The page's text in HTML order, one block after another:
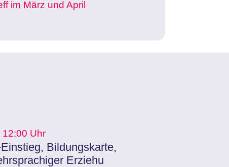
im März und April
12:00 Uhr
Bildungskarte,
Erziehu